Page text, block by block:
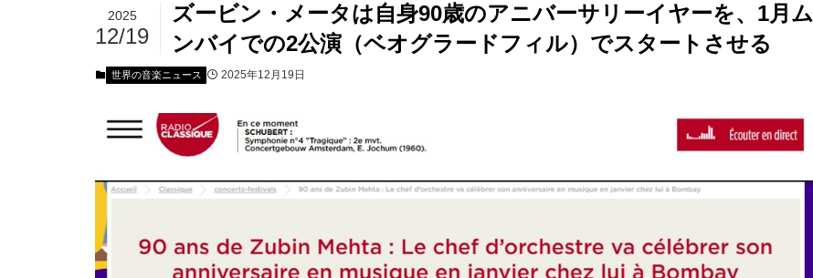
ズービン・メータは自身90歳のアニバーサリーイヤーを、1月ム
ンバイでの2公演（ベオグラードフィル）でスタートさせる
2025
12/19
世界の音楽ニュース 2025年12月19日